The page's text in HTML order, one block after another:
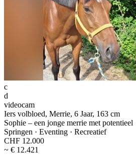
c
d
videocam
Iers volbloed, Merrie, 6 Jaar, 163 cm
Sophie – een jonge merrie met potentieel
Springen · Eventing · Recreatief
CHF 12.000
~ € 12.421